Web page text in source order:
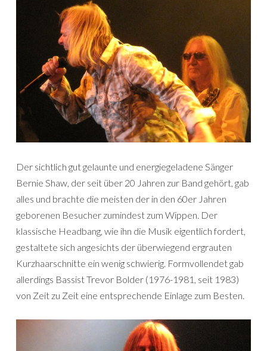
Der sichtlich gut gelaunte und energiegeladene Sänger
Bernie Shaw, der seit über 20 Jahren zur Band gehört, gab
alles und brachte die meisten der in den 60er Jahren
geborenen Besucher zumindest zum Wippen. Der
klassische Headbang, wie ihn die Musik eigentlich fordert,
gestaltete sich angesichts der überwiegend ergrauten
Kurzhaarschnitte ein wenig schwierig. Formvollendet gab
allerdings Bassist Trevor Bolder (1976-1981, seit 1983)
von Zeit zu Zeit eine entsprechende Einlage zum Besten.